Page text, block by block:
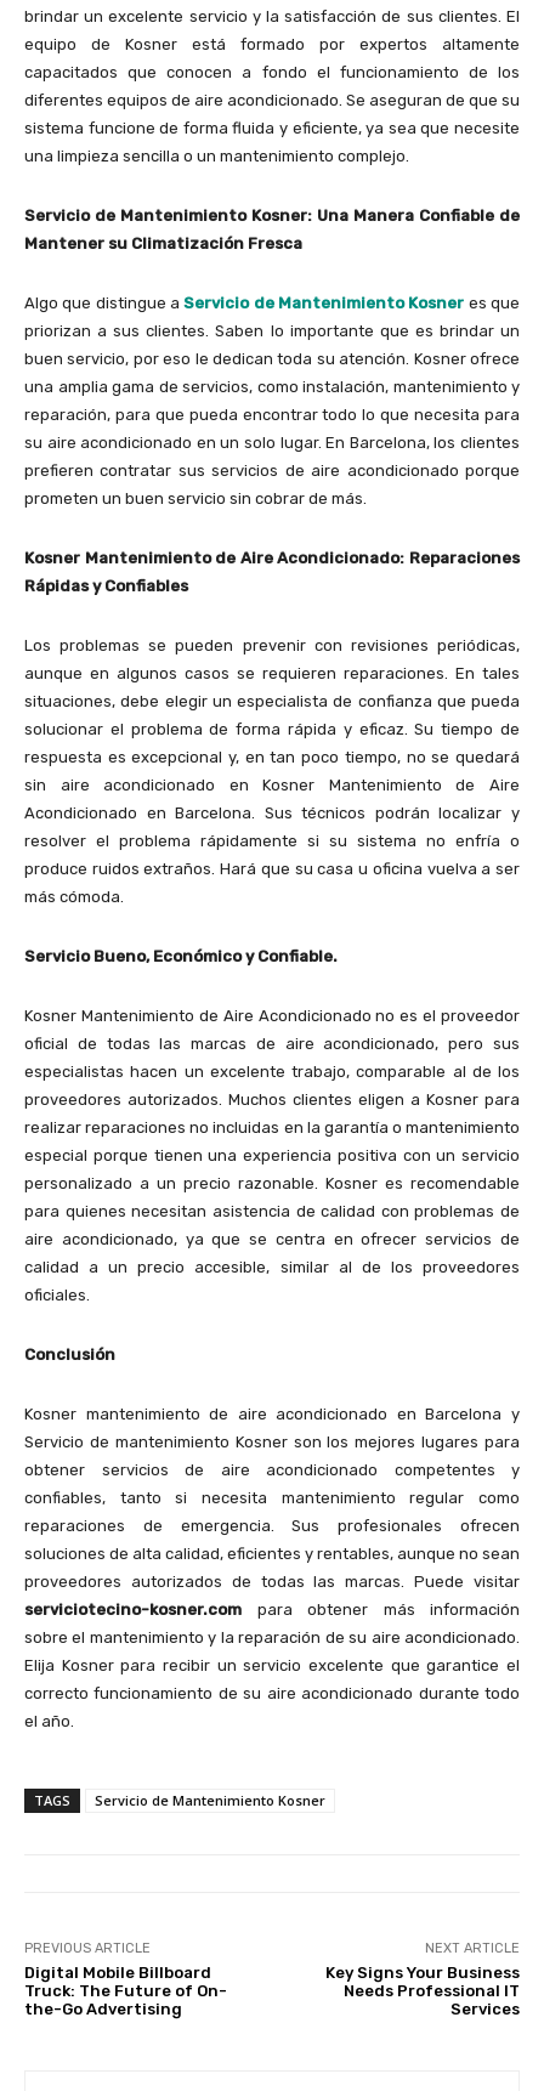
brindar un excelente servicio y la satisfacción de sus clientes. El
equipo de Kosner está formado por expertos altamente
capacitados que conocen a fondo el funcionamiento de los
diferentes equipos de aire acondicionado. Se aseguran de que su
sistema funcione de forma fluida y eficiente, ya sea que necesite
una limpieza sencilla o un mantenimiento complejo.
Servicio de Mantenimiento Kosner: Una Manera Confiable de
Mantener su Climatización Fresca
Algo que distingue aServicio de Mantenimiento Kosner es que
priorizan a sus clientes. Saben lo importante que es brindar un
buen servicio, por eso le dedican toda su atención. Kosner ofrece
una amplia gama de servicios, como instalación, mantenimiento y
reparación, para que pueda encontrar todo lo que necesita para
su aire acondicionado en un solo lugar. En Barcelona, ​​los clientes
prefieren contratar sus servicios de aire acondicionado porque
prometen un buen servicio sin cobrar de más.
Kosner Mantenimiento de Aire Acondicionado: Reparaciones
Rápidas y Confiables
Los problemas se pueden prevenir con revisiones periódicas,
aunque en algunos casos se requieren reparaciones. En tales
situaciones, debe elegir un especialista de confianza que pueda
solucionar el problema de forma rápida y eficaz. Su tiempo de
respuesta es excepcional y, en tan poco tiempo, no se quedará
sin aire acondicionado en Kosner Mantenimiento de Aire
Acondicionado en Barcelona. Sus técnicos podrán localizar y
resolver el problema rápidamente si su sistema no enfría o
produce ruidos extraños. Hará que su casa u oficina vuelva a ser
más cómoda.
Servicio Bueno, Económico y Confiable.
Kosner Mantenimiento de Aire Acondicionado no es el proveedor
oficial de todas las marcas de aire acondicionado, pero sus
especialistas hacen un excelente trabajo, comparable al de los
proveedores autorizados. Muchos clientes eligen a Kosner para
realizar reparaciones no incluidas en la garantía o mantenimiento
especial porque tienen una experiencia positiva con un servicio
personalizado a un precio razonable. Kosner es recomendable
para quienes necesitan asistencia de calidad con problemas de
aire acondicionado, ya que se centra en ofrecer servicios de
calidad a un precio accesible, similar al de los proveedores
oficiales.
Conclusión
Kosner mantenimiento de aire acondicionado en Barcelona y
Servicio de mantenimiento Kosner son los mejores lugares para
obtener servicios de aire acondicionado competentes y
confiables, tanto si necesita mantenimiento regular como
reparaciones de emergencia. Sus profesionales ofrecen
soluciones de alta calidad, eficientes y rentables, aunque no sean
proveedores autorizados de todas las marcas. Puede visitar
serviciotecino-kosner.com para obtener más información
sobre el mantenimiento y la reparación de su aire acondicionado.
Elija Kosner para recibir un servicio excelente que garantice el
correcto funcionamiento de su aire acondicionado durante todo
el año.
TAGS Servicio de Mantenimiento Kosner
PREVIOUS ARTICLE
Digital Mobile Billboard
Truck: The Future of On-
the-Go Advertising
NEXT ARTICLE
Key Signs Your Business
Needs Professional IT
Services